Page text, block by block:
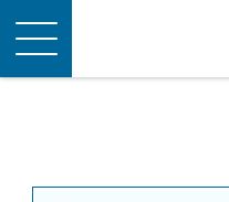
Toggle
navigation